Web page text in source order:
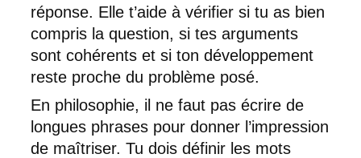
réponse. Elle t’aide à vérifier si tu as bien
compris la question, si tes arguments
sont cohérents et si ton développement
reste proche du problème posé.
En philosophie, il ne faut pas écrire de
longues phrases pour donner l’impression
de maîtriser. Tu dois définir les mots